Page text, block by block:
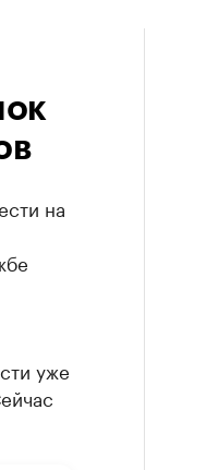
на
уже